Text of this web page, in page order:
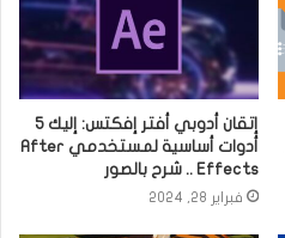
إتقان أدوبي أفتر إفكتس: إليك 5
أدوات أساسية لمستخدمي After
Effects .. شرح بالصور
فبراير 28, 2024